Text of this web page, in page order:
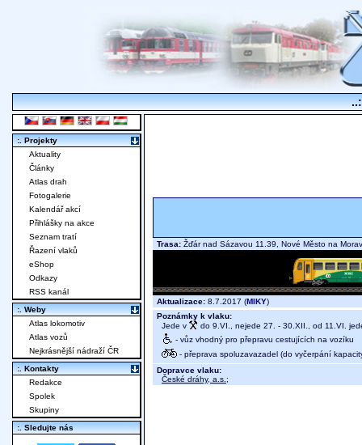
Trasa: Žďár nad Sázavou 11.39, Nové Město na
Aktualizace: 8.7.2017 (MIKY)
Poznámky k vlaku:
Jede v
do 9.VI., nejede 27. - 30.XII., od 11.VI.
- vůz vhodný pro přepravu cestujících na vozíku
- přeprava spoluzavazadel (do vyčerpání
Dopravce vlaku:
České dráhy, a.s. ;
:. Projekty
Aktuality
Články
Atlas drah
Fotogalerie
Kalendář akcí
Přihlášky na akce
Seznam tratí
Řazení vlaků
eShop
Odkazy
RSS kanál
:. Weby
Atlas lokomotiv
Atlas vozů
Nejkrásnější nádraží ČR
:. Kontakty
Redakce
Spolek
Skupiny
:. Sledujte nás